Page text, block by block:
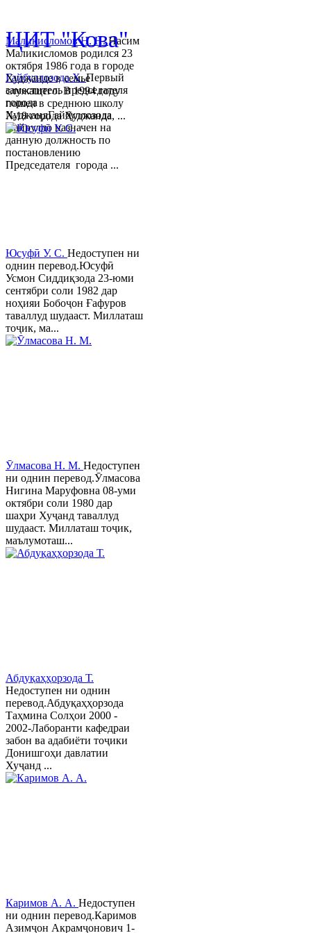
Гайбуллозода Х.Первый
заместитель председателя
города
ХуджандГайбуллозода
Хайрулло назначен на
данную должность по
постановлению
Председателя города ...
Маликисломов Н. Н.Насим
Маликисломов родился 23
октября 1986 года в городе
Худжанде в семье
служащего. В 1994 году
пошел в среднюю школу
№18 города Худжанда, ...
Юсуфӣ У. C. Недоступен ни
однин перевод.Юсуфӣ
Усмон Сиддиқзода 23-юми
сентябри соли 1982 дар
ноҳияи Бобоҷон Ғафуров
таваллуд шудааст. Миллаташ
тоҷик, ма...
Ӯлмасова Н. М. Недоступен
ни однин перевод.Ӯлмасова
Нигина Маруфовна 08-уми
октябри соли 1980 дар
шаҳри Хуҷанд таваллуд
шудааст. Миллаташ тоҷик,
маълумоташ...
Абдуқаҳҳорзода Т.
Недоступен ни однин
перевод.Абдуқаҳҳорзода
Таҳмина Солҳои 2000 -
2002-Лаборанти кафедраи
забон ва адабиёти тоҷики
Донишгоҳи давлатии
Хуҷанд ...
Каримов А. А. Недоступен
ни однин перевод.Каримов
Азимҷон Акрамҷонович 1-
ЦИТ "Кова"